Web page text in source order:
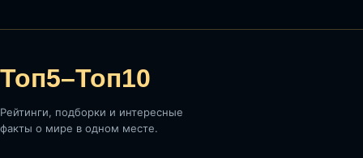
Топ5–Топ10
Рейтинги, подборки и интересные
факты о мире в одном месте.